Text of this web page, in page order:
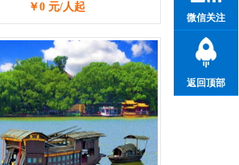
￥0 元/人起
微信关注
返回顶部